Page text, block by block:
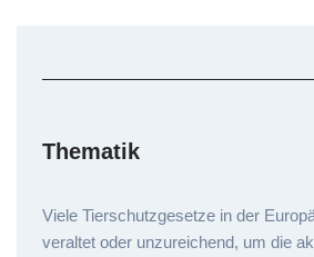
Thematik
Viele Tierschutzgesetze in der
veraltet oder unzureichend, um die